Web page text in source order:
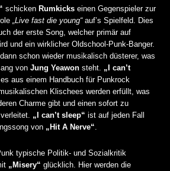
schicken Rumkicks einen Gegenspieler zur
„Live fast die young“auf’s Spielfeld. Dies
der erste Song, welcher primär auf
und ein wirklicher Oldschool-Punk-Banger.
schon wieder musikalisch düsterer, was
von Jung Yeawon steht. „I can’t
aus einem Handbuch für Punkrock
Klischees werden erfüllt, was
Charme gibt und einen sofort zu
„I can’t sleep“ ist auf jeden Fall
von „Hit A Nerve“
typische Politik- und Sozialkritik
„Misery“ glücklich. Hier werden die